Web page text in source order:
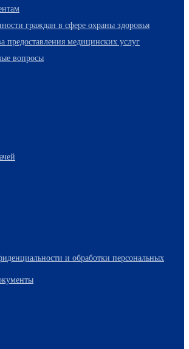
граждан в сфере охраны здоровья
предоставления медицинских услуг
вопросы
и обработки персональных